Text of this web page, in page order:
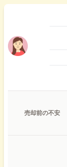
売却前の不安